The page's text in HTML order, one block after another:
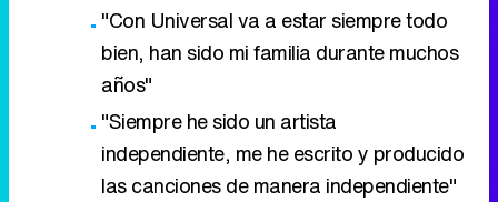
"Con Universal va a estar siempre todo
bien, han sido mi familia durante muchos
años"
"Siempre he sido un artista
independiente, me he escrito y producido
las canciones de manera independiente"